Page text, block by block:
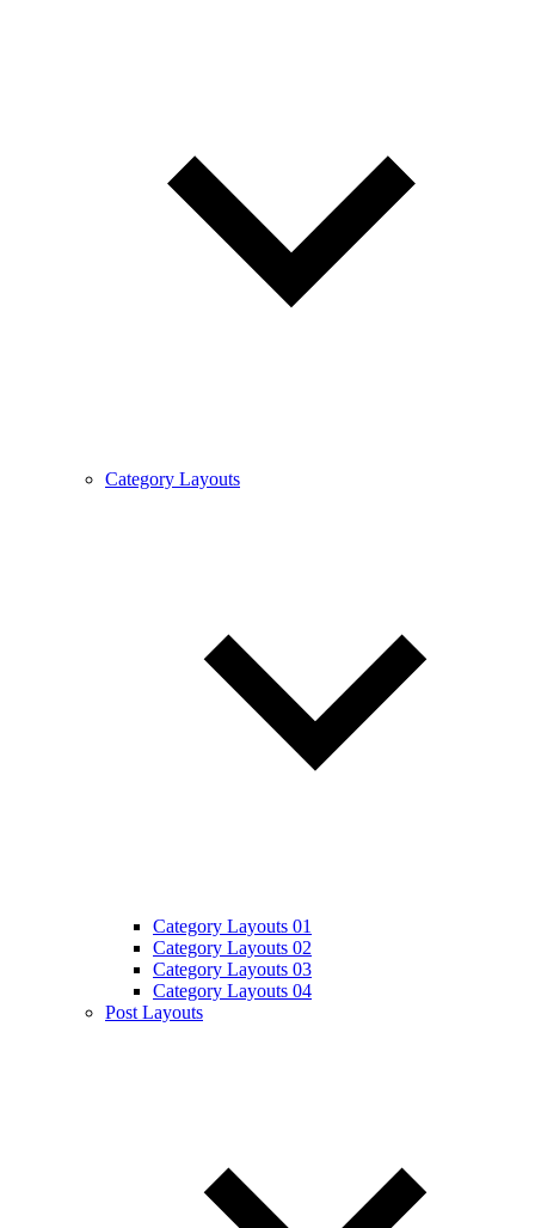
Category Layouts
Category Layouts 01
Category Layouts 02
Category Layouts 03
Category Layouts 04
Post Layouts